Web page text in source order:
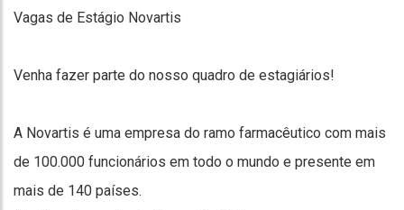
Vagas de Estágio Novartis
Venha fazer parte do nosso quadro de estagiários!
A Novartis é uma empresa do ramo farmacêutico com mais
de 100.000 funcionários em todo o mundo e presente em
mais de 140 países.